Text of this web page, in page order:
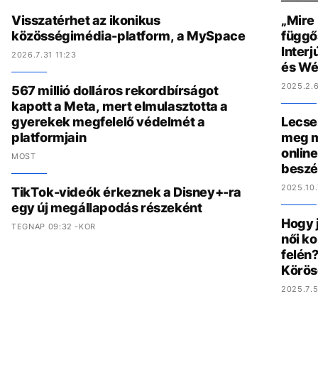
Visszatérhet az ikonikus
közösségimédia-platform, a MySpace
2026.7.31 11:23
567 millió dolláros rekordbírságot
kapott a Meta, mert elmulasztotta a
gyerekek megfelelő védelmét a
platformjain
MOST
TikTok-videók érkeznek a Disney+-ra
egy új megállapodás részeként
TEGNAP 09:32 -KOR
és
meg
Hogy
női